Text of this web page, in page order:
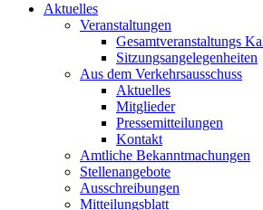
Aktuelles
Veranstaltungen
Gesamtveranstaltungs
Sitzungsangelegenheiten
Aus dem Verkehrsausschuss
Aktuelles
Mitglieder
Pressemitteilungen
Kontakt
Amtliche Bekanntmachungen
Stellenangebote
Ausschreibungen
Mitteilungsblatt